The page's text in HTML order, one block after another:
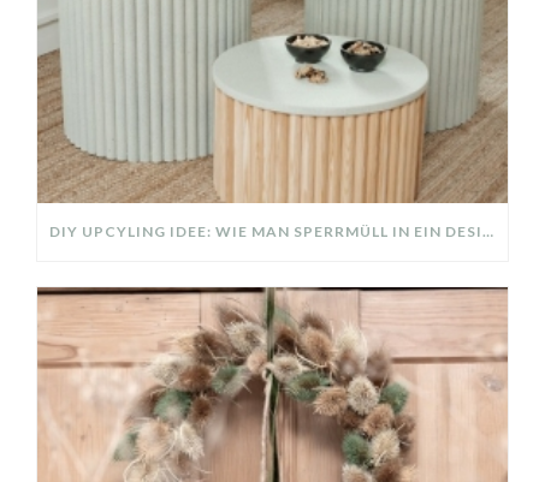
DIY UPCYLING IDEE: WIE MAN SPERRMÜLL IN EIN DESIGNER TEIL VERWANDELT